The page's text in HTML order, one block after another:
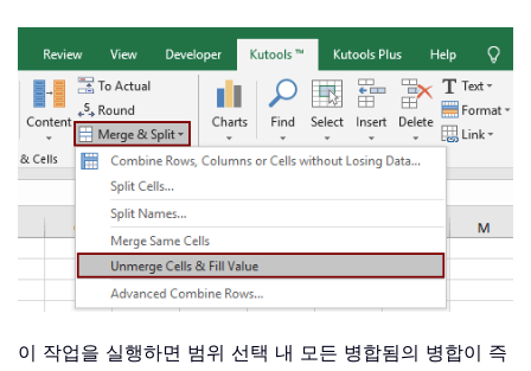
이 작업을 실행하면 범위 선택 내 모든 병합됨의 병합이 즉